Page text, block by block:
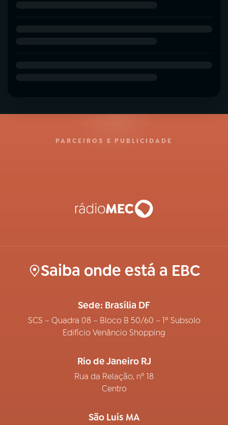
PARCEIROS E PUBLICIDADE
Saiba onde está a EBC
Sede: Brasília DF
SCS – Quadra 08 – Bloco B 50/60 – 1º Subsolo
Edifício Venâncio Shopping
Rio de Janeiro RJ
Rua da Relação, nº 18
Centro
São Luís MA